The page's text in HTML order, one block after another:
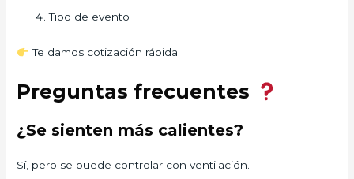
Tipo de evento
Te damos cotización rápida.
Preguntas frecuentes
¿Se sienten más calientes?
Sí, pero se puede controlar con ventilación.